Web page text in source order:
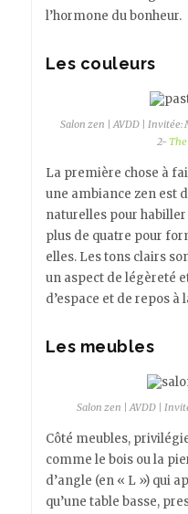
l’hormone du bonheur.
Les couleurs
Salon zen | AVDD | Invitée:
2- The
La première chose à
une ambiance zen est
naturelles pour habiller
plus de quatre pour
elles. Les tons clairs
un aspect de légèreté
d’espace et de repos à
Les meubles
Salon zen | AVDD |
Côté meubles,
comme le bois ou la
d’angle (en « L ») qui
qu’une table basse,